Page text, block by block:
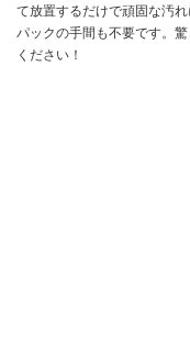
て放置するだけで頑固な汚
パックの手間も不要です。
ください！